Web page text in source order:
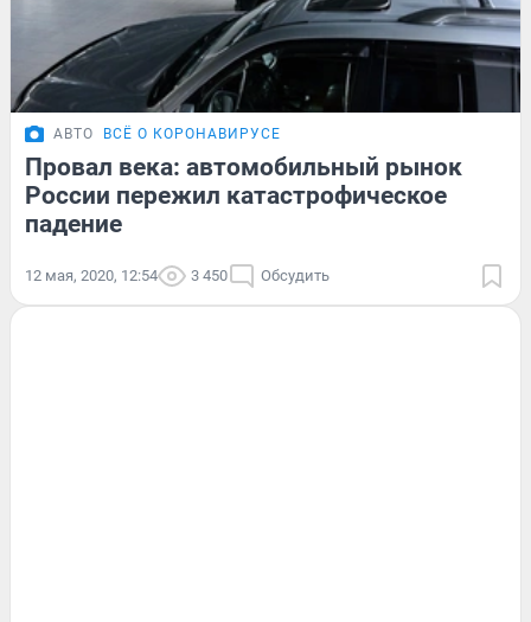
АВТО ВСЁ О КОРОНАВИРУСЕ
Провал века: автомобильный рынок
России пережил катастрофическое
падение
12 мая, 2020, 12:54 3 450 Обсудить